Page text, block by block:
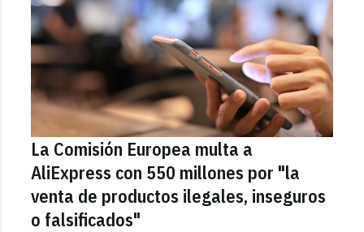
La Comisión Europea multa a
AliExpress con 550 millones por "la
venta de productos ilegales, inseguros
o falsificados"